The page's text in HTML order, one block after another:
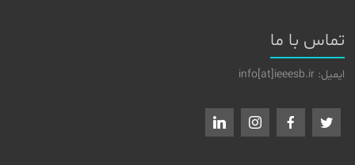
تماس با ما
ایمیل: info[at]ieeesb.ir